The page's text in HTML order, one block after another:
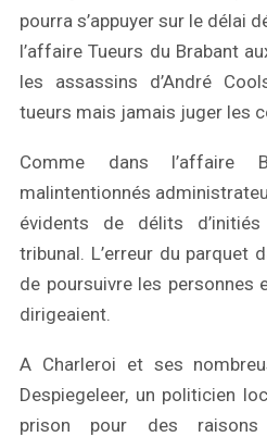
pourra s’appuyer sur le délai
l’affaire Tueurs du Brabant
les assassins d’André
tueurs mais jamais juger les
Comme dans l’affaire
malintentionnés
évidents de délits
tribunal. L’erreur du parquet
de poursuivre les personnes
dirigeaient.
A Charleroi et ses
Despiegeleer, un politicien
prison pour des